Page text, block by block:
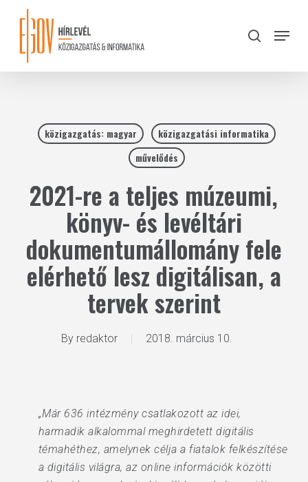
content
search
Menu
közigazgatás: magyar
közigazgatási informatika
művelődés
2021-re a teljes múzeumi,
könyv- és levéltári
dokumentumállomány fele
elérhető lesz digitálisan, a
tervek szerint
By redaktor 2018. március 10.
„Már 636 intézmény csatlakozott az idei,
harmadik alkalommal meghirdetett digitális
témahéthez, amelynek célja a fiatalok felkészítése
a digitális világra, az online információk közötti
Close